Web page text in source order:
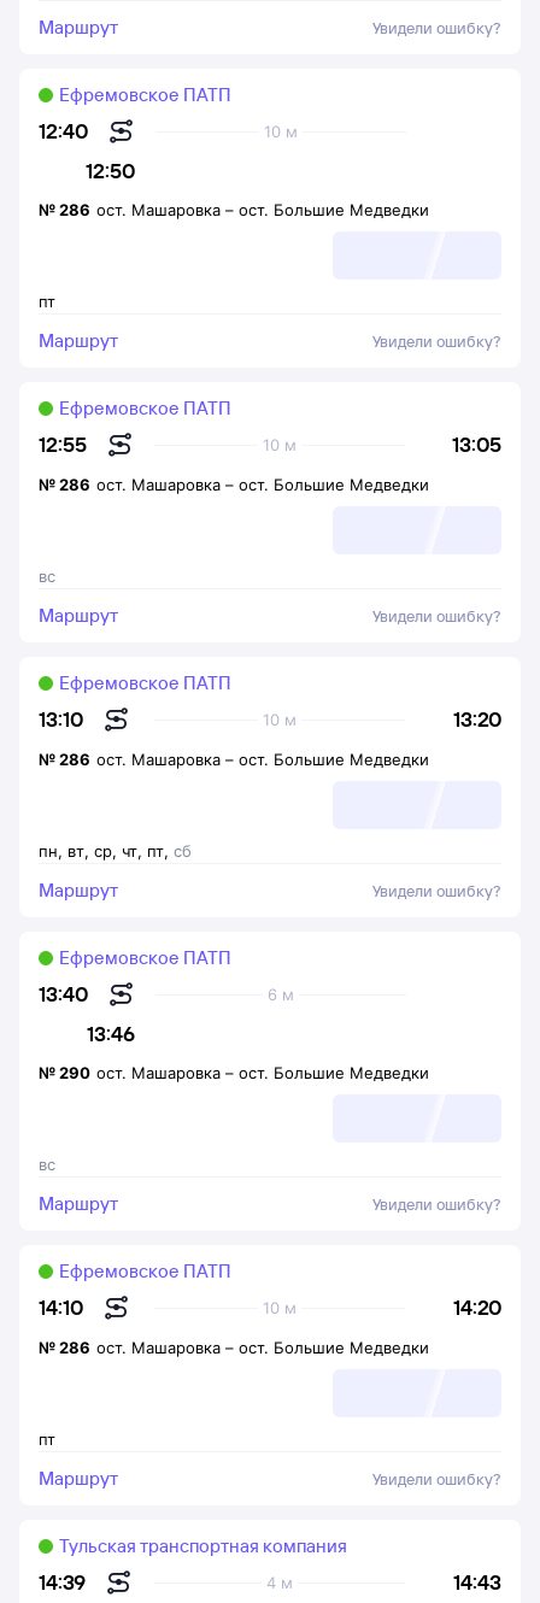
Маршрут Увидели ошибку?
12:40
12:50
10 м
Ефремовское ПАТП
пт
№286 ост. Машаровка – ост. Большие Медведки
Маршрут Увидели ошибку?
12:55 13:05
10 м
Ефремовское ПАТП
вс
№286 ост. Машаровка – ост. Большие Медведки
Маршрут Увидели ошибку?
13:10 13:20
10 м
Ефремовское ПАТП
пн, вт, ср, чт, пт, сб
№286 ост. Машаровка – ост. Большие Медведки
Маршрут Увидели ошибку?
13:40
13:46
6 м
Ефремовское ПАТП
вс
№290 ост. Машаровка – ост. Большие Медведки
Маршрут Увидели ошибку?
14:10 14:20
10 м
Ефремовское ПАТП
пт
№286 ост. Машаровка – ост. Большие Медведки
Маршрут Увидели ошибку?
14:39 14:43
4 м
Тульская транспортная компания